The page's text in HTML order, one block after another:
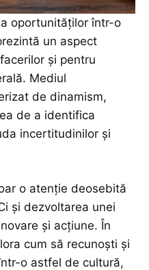
oportunităților într-o
un aspect
și pentru
Mediul
de dinamism,
de a identifica
incertitudinilor și
o atenție deosebită
și dezvoltarea unei
și acțiune. În
cum să recunoști și
o astfel de cultură,